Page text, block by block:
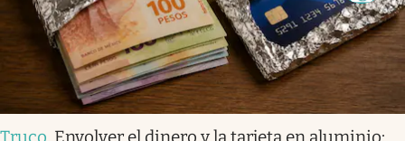
Truco. Envolver el dinero y la tarjeta en aluminio: